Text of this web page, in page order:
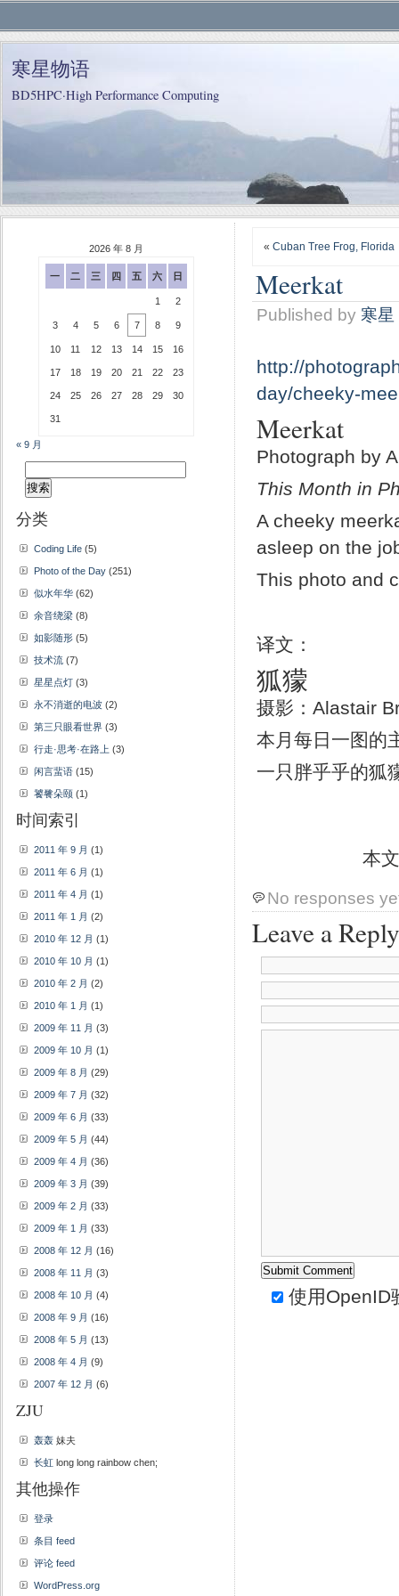
寒星物语
BD5HPC·High Performance Computing
« Cuban Tree Frog, Florida
Meerkat
Published by 寒星
http://
day/cheeky-
Meerkat
Photograph by
This Month in
A cheeky
asleep on the
This photo and
译文：
狐獴
摄影：Alastair
本月每日一图的
一只胖乎乎的狐
本
No responses
Leave a Reply
使用OpenID
2026 年 8 月
一 二 三 四 五 六 日
1 2
3 4 5 6 7 8 9
10 11 12 13 14 15 16
17 18 19 20 21 22 23
24 25 26 27 28 29 30
31
« 9 月
索：
分类
Coding Life (5)
Photo of the Day (251)
似水年华 (62)
余音绕梁 (8)
如影随形 (5)
技术流 (7)
星星点灯 (3)
永不消逝的电波 (2)
第三只眼看世界 (3)
行走·思考·在路上 (3)
闲言蜚语 (15)
饕餮朵颐 (1)
时间索引
2011 年 9 月 (1)
2011 年 6 月 (1)
2011 年 4 月 (1)
2011 年 1 月 (2)
2010 年 12 月 (1)
2010 年 10 月 (1)
2010 年 2 月 (2)
2010 年 1 月 (1)
2009 年 11 月 (3)
2009 年 10 月 (1)
2009 年 8 月 (29)
2009 年 7 月 (32)
2009 年 6 月 (33)
2009 年 5 月 (44)
2009 年 4 月 (36)
2009 年 3 月 (39)
2009 年 2 月 (33)
2009 年 1 月 (33)
2008 年 12 月 (16)
2008 年 11 月 (3)
2008 年 10 月 (4)
2008 年 9 月 (16)
2008 年 5 月 (13)
2008 年 4 月 (9)
2007 年 12 月 (6)
ZJU
轰轰 妹夫
长虹 long long rainbow chen;
其他操作
登录
条目 feed
评论 feed
WordPress.org